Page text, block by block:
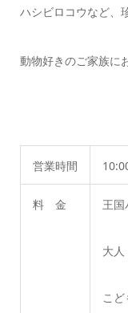
ハシビロコウなど、
動物好きのご家族に
営業時間
料 金 王国
大
こ